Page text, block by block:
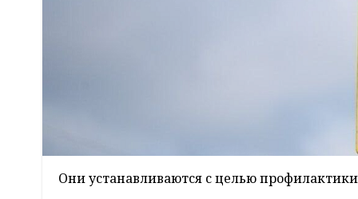
Они устанавливаются с целью